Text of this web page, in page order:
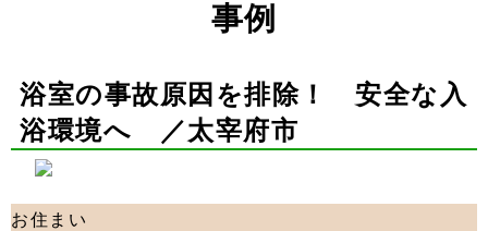
事例
浴室の事故原因を排除！ 安全な入
浴環境へ ／太宰府市
お住まい